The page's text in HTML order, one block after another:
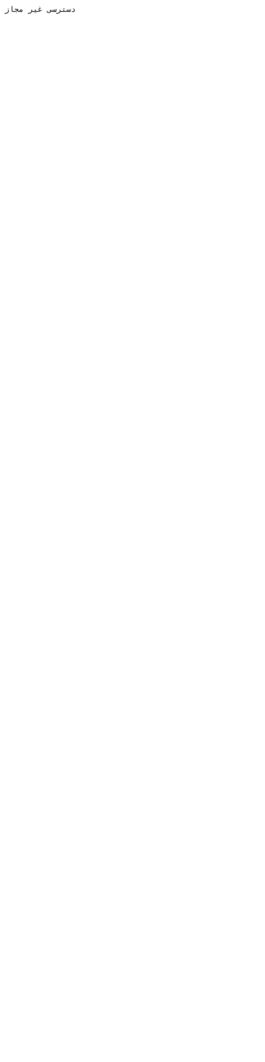
دسترسی غیر مجاز